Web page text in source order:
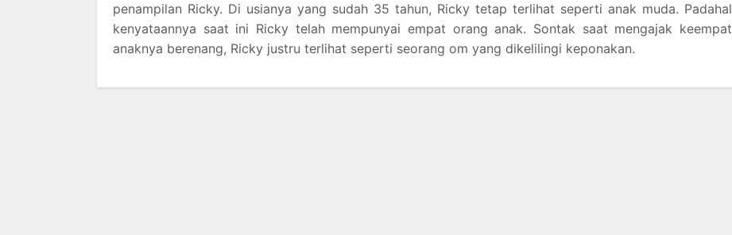
penampilan Ricky. Di usianya yang sudah 35 tahun, Ricky tetap terlihat seperti anak muda. Padahal
kenyataannya saat ini Ricky telah mempunyai empat orang anak. Sontak saat mengajak keempat
anaknya berenang, Ricky justru terlihat seperti seorang om yang dikelilingi keponakan.